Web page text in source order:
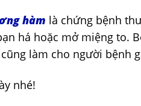
hàm là chứng bệnh
há hoặc mở miệng to.
làm cho người bệnh
nhé!